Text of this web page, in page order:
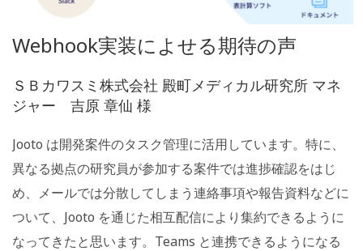
Webhook実装によせる期待の声
ＳＢカワスミ株式会社 殿町メディカル研究所 マネ
ジャー 吉原 章仙 様
Jooto は開発案件のタスク管理に活用しています。特に、
異なる拠点の研究員が参加する案件では進捗確認をはじ
め、メールでは分散してしまう連絡事項や報告資料などに
ついて、Jooto を通じた相互配信により集約できるように
なってきたと思います。Teams と連携できるようになる